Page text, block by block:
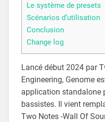
Le système de presets
Scénarios d’utilisation
Conclusion
Change log
Lancé début 2024 par
Engineering, Genome
application standalone
bassistes. Il vient
Two Notes -Wall Of